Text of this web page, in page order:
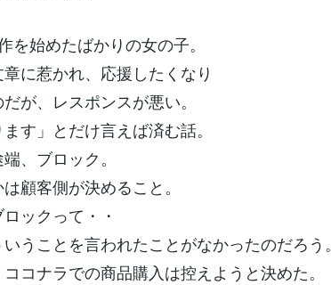
を始めたばかりの女の子。
に惹かれ、応援したくなり
が、レスポンスが悪い。
す」とだけ言えば済む話。
、ブロック。
顧客側が決めること。
ックって・・
うことを言われたことがなかったのだろう。
コナラでの商品購入は控えようと決めた。